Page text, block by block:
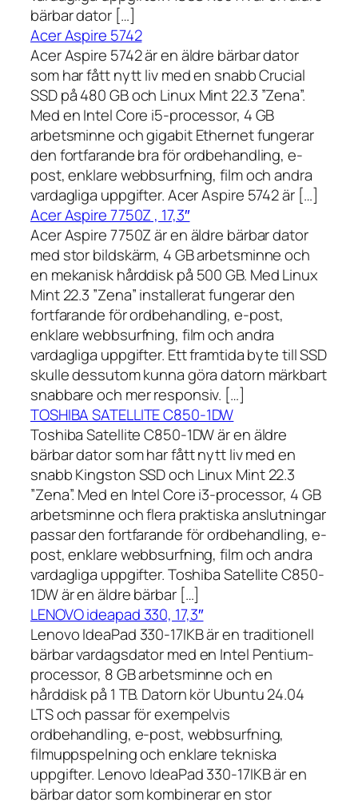
bärbar dator […]
Acer Aspire 5742
Acer Aspire 5742 är en äldre bärbar dator
som har fått nytt liv med en snabb Crucial
SSD på 480 GB och Linux Mint 22.3 ”Zena”.
Med en Intel Core i5-processor, 4 GB
arbetsminne och gigabit Ethernet fungerar
den fortfarande bra för ordbehandling, e-
post, enklare webbsurfning, film och andra
vardagliga uppgifter. Acer Aspire 5742 är […]
Acer Aspire 7750Z , 17,3″
Acer Aspire 7750Z är en äldre bärbar dator
med stor bildskärm, 4 GB arbetsminne och
en mekanisk hårddisk på 500 GB. Med Linux
Mint 22.3 ”Zena” installerat fungerar den
fortfarande för ordbehandling, e-post,
enklare webbsurfning, film och andra
vardagliga uppgifter. Ett framtida byte till SSD
skulle dessutom kunna göra datorn märkbart
snabbare och mer responsiv. […]
TOSHIBA SATELLITE C850-1DW
Toshiba Satellite C850-1DW är en äldre
bärbar dator som har fått nytt liv med en
snabb Kingston SSD och Linux Mint 22.3
”Zena”. Med en Intel Core i3-processor, 4 GB
arbetsminne och flera praktiska anslutningar
passar den fortfarande för ordbehandling, e-
post, enklare webbsurfning, film och andra
vardagliga uppgifter. Toshiba Satellite C850-
1DW är en äldre bärbar […]
LENOVO ideapad 330, 17,3″
Lenovo IdeaPad 330-17IKB är en traditionell
bärbar vardagsdator med en Intel Pentium-
processor, 8 GB arbetsminne och en
hårddisk på 1 TB. Datorn kör Ubuntu 24.04
LTS och passar för exempelvis
ordbehandling, e-post, webbsurfning,
filmuppspelning och enklare tekniska
uppgifter. Lenovo IdeaPad 330-17IKB är en
bärbar dator som kombinerar en stor